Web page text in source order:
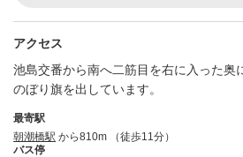
アクセス
池島交番から南へ二筋目を右に入った奥
のぼり旗を出しています。
最寄駅
朝潮橋駅 から810m （徒歩11分）
バス停